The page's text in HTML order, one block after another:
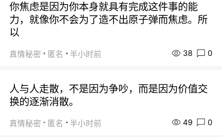
你焦虑是因为你本身就具有完成这件事的能
力，就像你不会为了造不出原子弹而焦虑。所
以
真情秘密 匿名 半小时前 38 0
人与人走散，不是因为争吵，而是因为价值交
换的逐渐消散。
真情秘密 匿名 半小时前 49 0